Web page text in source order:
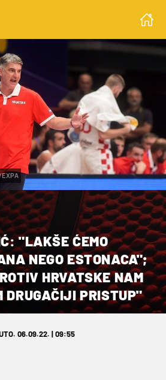
"LAKŠE ĆEMO
NEGO ESTONACA";
HRVATSKE NAM
DRUGAČIJI PRISTUP"
06.09.22. | 09:55